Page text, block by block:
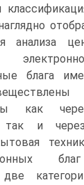
анализа
блага
как
так и
две